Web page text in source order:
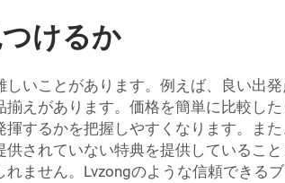
けるか
いことがあります。例えば、良い出
えがあります。価格を簡単に比較し
するかを把握しやすくなります。ま
されていない特典を提供していること
ません。Lvzongのような信頼できる